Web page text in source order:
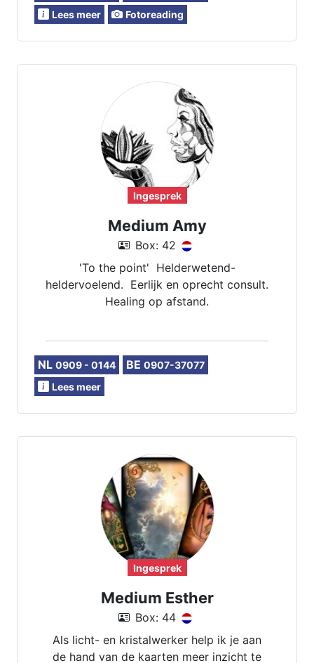
Lees meer
Fotoreading
Ingesprek
Medium Amy
Box: 42
'To the point' Helderwetend-
heldervoelend. Eerlijk en oprecht consult.
Healing op afstand.
NL 0909 - 0144 BE 0907-37077
Lees meer
Ingesprek
Medium Esther
Box: 44
Als licht- en kristalwerker help ik je aan
de hand van de kaarten meer inzicht te